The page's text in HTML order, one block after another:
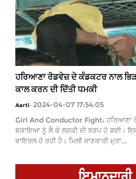
ਹਰਿਆਣਾ ਰੋਡਵੇਜ਼ ਦੇ ਕੰਡਕਟਰ ਨਾਲ
ਕਾਲ ਕਰਨ ਦੀ ਦਿੱਤੀ ਧਮਕੀ
Aarti- 2024-04-07 17:54:05
Girl And Conductor Fight: ਹਰਿਆਣਾ
ਬਕਾਇਆ ਨੂੰ ਲੈ ਕੇ ਲੜਕੀ ਦੀ ਝੜਪ ਹੋ ਗਈ। ਇਸ
ਵਾਇਰਲ ਹੋ ਰਹੀ ਹੈ। ਮਿਲੀ ਜਾਣਕਾਰੀ ਮੁਤਾ...